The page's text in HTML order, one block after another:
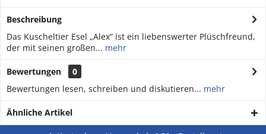
Beschreibung
Das Kuscheltier Esel „Alex“ ist ein liebenswerter Plüschfreund,
der mit seinen großen... mehr
Bewertungen
0
Bewertungen lesen, schreiben und diskutieren... mehr
Ähnliche Artikel